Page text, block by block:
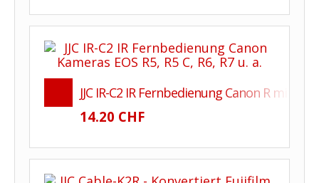
JJC IR-C2 IR Fernbedienung Canon R mit
14.20 CHF